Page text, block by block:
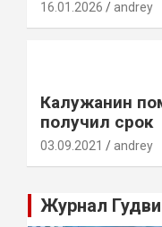
16.01.2026 andrey
Калужанин
получил срок
03.09.2021 andrey
Журнал